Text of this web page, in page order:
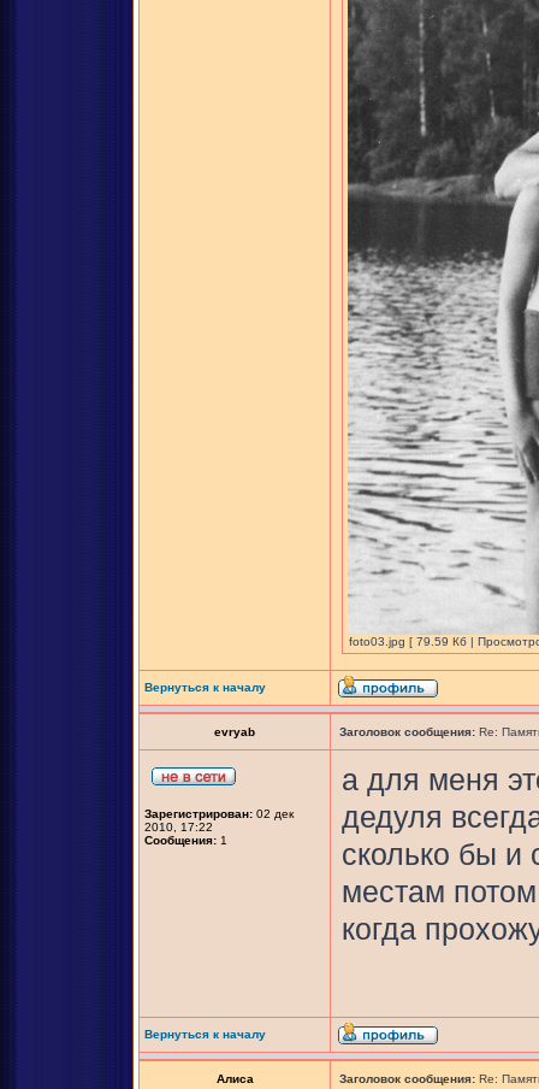
foto03.jpg [ 79.59 Кб |
Вернуться к началу
evryab Заголовок сообщения: Re:
Зарегистрирован: 02 дек
2010, 17:22
Сообщения: 1
а для меня
дедуля
сколько бы и
местам
когда
Вернуться к началу
Алиса Заголовок сообщения: Re: